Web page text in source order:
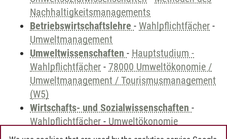
Nachhaltigkeitsmanagements
Betriebswirtschaftslehre - Wahlpflichtfächer -
Umweltmanagement
Umweltwissenschaften - Hauptstudium -
Wahlpflichtfächer - 78000 Umweltökonomie /
Umweltmanagement / Tourismusmanagement
(W5)
Wirtschafts- und Sozialwissenschaften -
Wahlpflichtfächer - Umweltökonomie